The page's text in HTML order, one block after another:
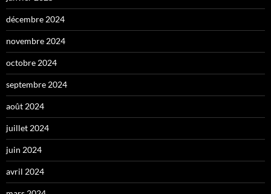
décembre 2024
novembre 2024
octobre 2024
septembre 2024
août 2024
juillet 2024
juin 2024
avril 2024